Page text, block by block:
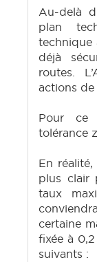
Au-delà
plan
technique
déjà
routes.
actions de
Pour ce
tolérance
En
plus clair
taux
certaine
fixée à
suivants :